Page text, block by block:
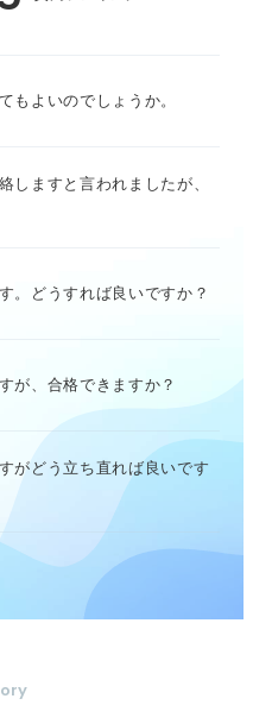
もよいのでしょうか。
しますと言われましたが、
。どうすれば良いですか？
が、合格できますか？
がどう立ち直れば良いです